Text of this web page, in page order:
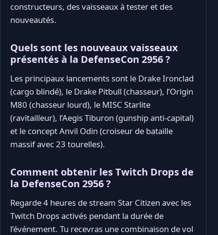
constructeurs, des vaisseaux à tester et des
nouveautés.
Quels sont les nouveaux vaisseaux
présentés à la DefenseCon 2956 ?
Les principaux lancements sont le Drake Ironclad
(cargo blindé), le Drake Pitbull (chasseur), l’Origin
M80 (chasseur lourd), le MISC Starlite
(ravitailleur), l’Aegis Tiburon (gunship anti-capital)
et le concept Anvil Odin (croiseur de bataille
massif avec 23 tourelles).
Comment obtenir les Twitch Drops de
la DefenseCon 2956 ?
Regarde 4 heures de stream Star Citizen avec les
Twitch Drops activés pendant la durée de
l’événement. Tu recevras une combinaison de vol